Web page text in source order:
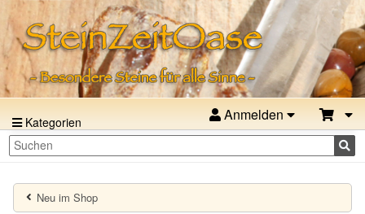
Kategorien Anmelden
Neu im Shop